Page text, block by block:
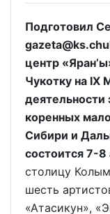
Подготовил
центр
Чукотку на IX
деятельности
коренных
Сибири и
состоится 7-8
столицу
шесть
«Атасикун»,